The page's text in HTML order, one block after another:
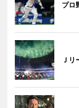
プロ
Ｊ